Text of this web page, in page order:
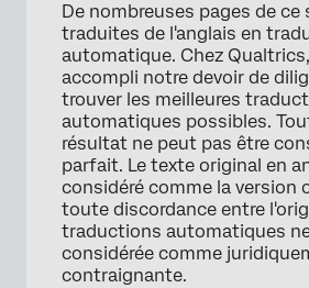
De nombreuses pages de
traduites de l'anglais en
automatique. Chez
accompli notre devoir de
trouver les meilleures
automatiques possibles.
résultat ne peut pas être
parfait. Le texte original en
considéré comme la version
toute discordance entre
traductions automatiques
considérée comme
contraignante.